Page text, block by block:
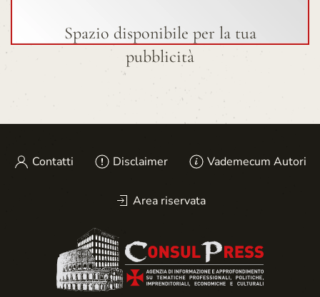
Spazio disponibile per la tua
pubblicità
Contatti Disclaimer Vademecum Autori
Area riservata